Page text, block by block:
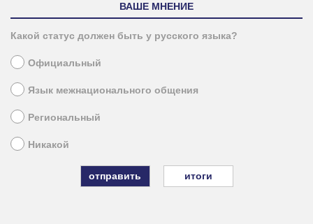
ВАШЕ МНЕНИЕ
Какой статус должен быть у русского языка?
Официальный
Язык межнационального общения
Региональный
Никакой
итоги